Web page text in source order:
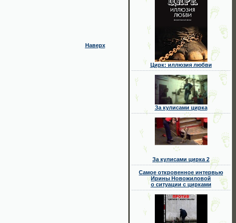
Наверх
Цирк: иллюзия любви
За кулисами цирка
За кулисами цирка 2
Самое откровенное интервью
Ирины Новожиловой
о ситуации с цирками